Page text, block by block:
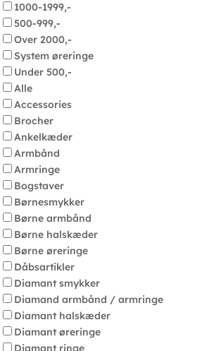
1000-1999,-
500-999,-
Over 2000,-
System øreringe
Under 500,-
Alle
Accessories
Brocher
Ankelkæder
Armbånd
Armringe
Bogstaver
Børnesmykker
Børne armbånd
Børne halskæder
Børne øreringe
Dåbsartikler
Diamant smykker
Diamand armbånd / armringe
Diamant halskæder
Diamant øreringe
Diamant ringe